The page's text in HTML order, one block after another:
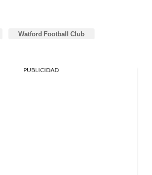
Watford Football Club
PUBLICIDAD